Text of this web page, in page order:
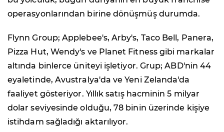
operasyonlarından birine dönüşmüş durumda.
Flynn Group; Applebee's, Arby's, Taco Bell, Panera,
Pizza Hut, Wendy's ve Planet Fitness gibi markalar
altında binlerce üniteyi işletiyor. Grup; ABD'nin 44
eyaletinde, Avustralya'da ve Yeni Zelanda'da
faaliyet gösteriyor. Yıllık satış hacminin 5 milyar
dolar seviyesinde olduğu, 78 binin üzerinde kişiye
istihdam sağladığı aktarılıyor.